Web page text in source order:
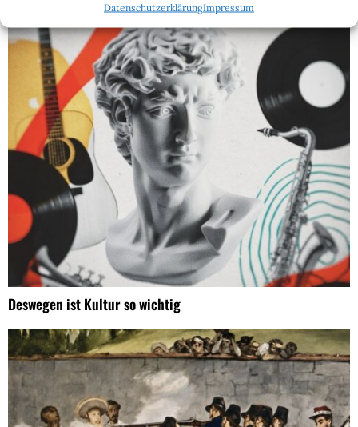
DatenschutzerklärungImpressum
Deswegen ist Kultur so wichtig